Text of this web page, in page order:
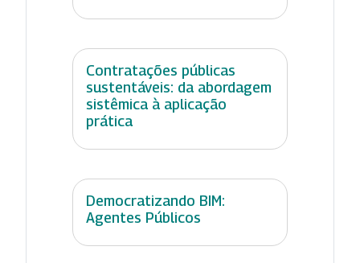
Contratações públicas
sustentáveis: da abordagem
sistêmica à aplicação
prática
Democratizando BIM:
Agentes Públicos